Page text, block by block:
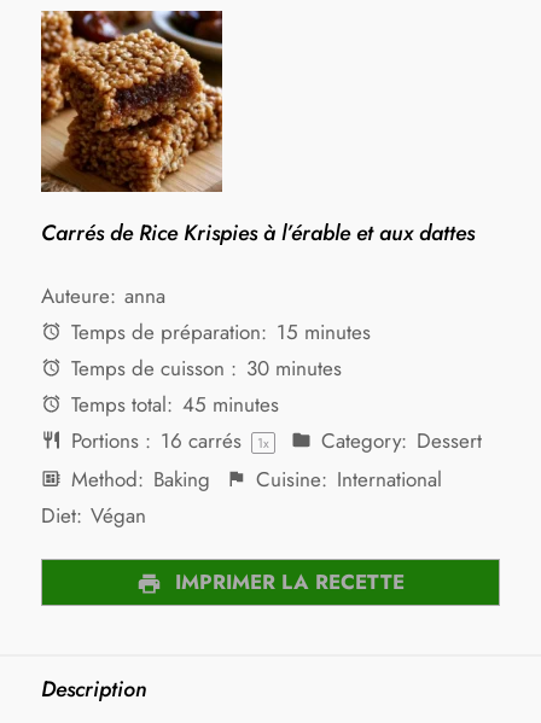
Carrés de Rice Krispies à l’érable et aux dattes
Auteure: anna
Temps de préparation: 15 minutes
Temps de cuisson : 30 minutes
Temps total: 45 minutes
Portions : 16 carrés 1x Category: Dessert
Method: Baking Cuisine: International
Diet: Végan
IMPRIMER LA RECETTE
Description